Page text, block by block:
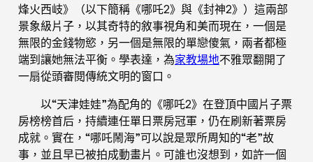
烽火西岐》（以下簡稱《哪吒2》與《封神2》）這兩部
景象級片子，以其奇特的敘事視角和美而現在，一個是
無限的金錢物慾，另一個是無限的單戀傻氣，兩者都極
端到讓她無法平衡。學表達，為家教場地不雅眾翻開了
一扇從頭審閱傳統文明的窗口。
以“天津娃娃”為配角的《哪吒2》在登頂中國片子票
房榜榜首后，持續連任單日票房冠軍，仍在刷新著票房
成就。實在，“哪吒鬧海”可以說是眾所周知的“老”故
事，並且早已被拍成動畫片。可誰也沒想到，如許一個